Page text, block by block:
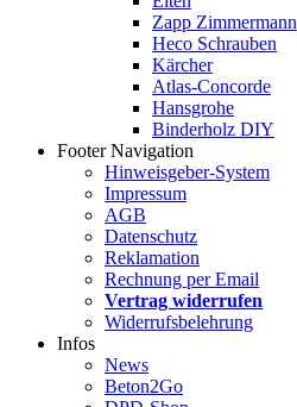
Zapp Zimmermann
Heco Schrauben
Kärcher
Atlas-Concorde
Hansgrohe
Binderholz DIY
Footer Navigation
Hinweisgeber-System
Impressum
AGB
Datenschutz
Reklamation
Rechnung per Email
Vertrag widerrufen
Widerrufsbelehrung
Infos
News
Beton2Go